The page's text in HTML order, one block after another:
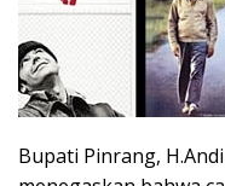
​Bupati Pinrang,